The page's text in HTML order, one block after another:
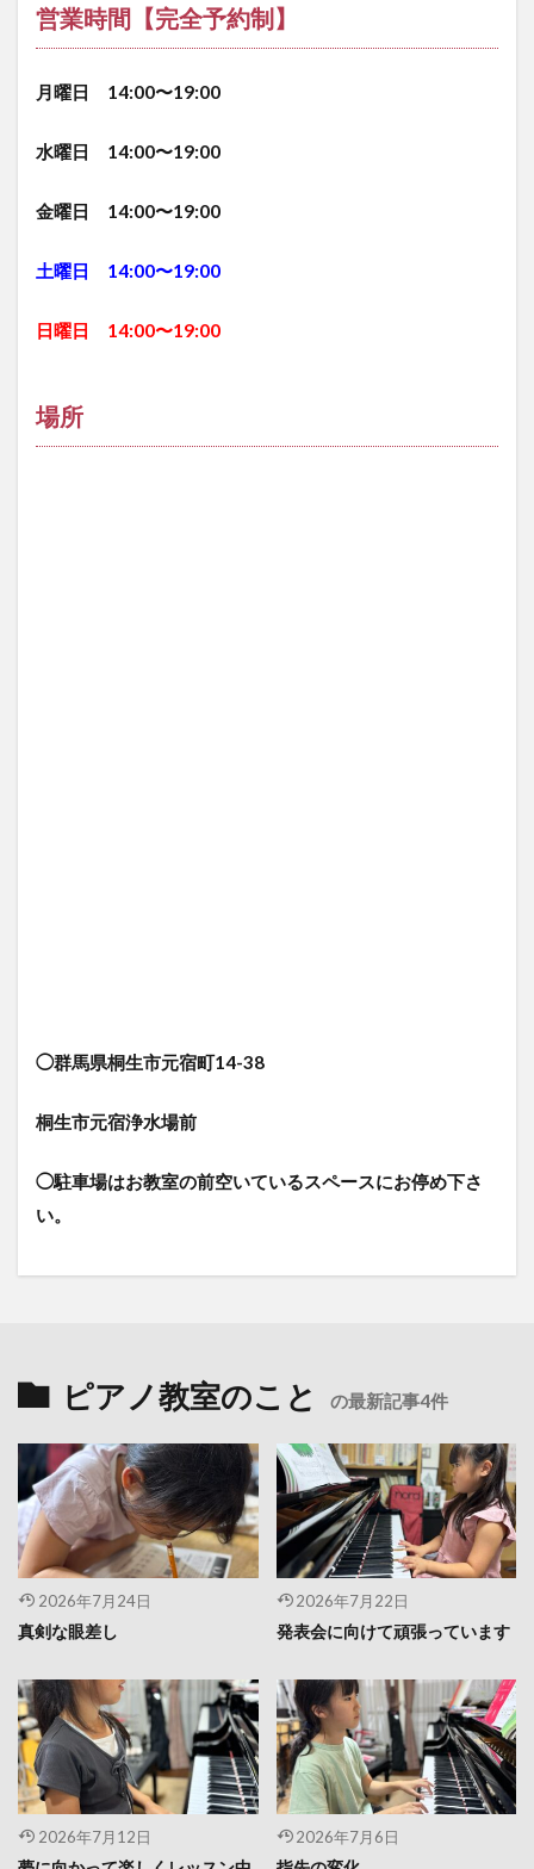
営業時間【完全予約制】
月曜日 14:00〜19:00
水曜日 14:00〜19:00
金曜日 14:00〜19:00
土曜日 14:00〜19:00
日曜日 14:00〜19:00
場所
◯群馬県桐生市元宿町14-38
桐生市元宿浄水場前
◯駐車場はお教室の前空いているスペースにお停め下さ
い。
ピアノ教室のこと の最新記事4件
2026年7月24日
真剣な眼差し
2026年7月22日
発表会に向けて頑張っています
2026年7月12日 2026年7月6日